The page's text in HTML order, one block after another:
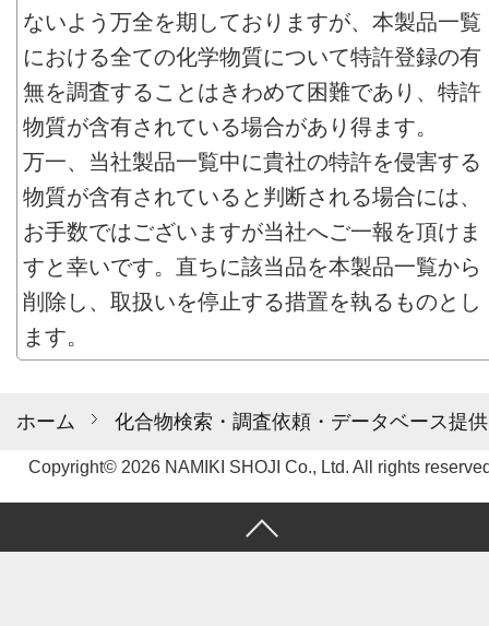
ホーム 化合物検索・調査依頼・データベース提供
ないよう万全を期しておりますが、本製品一覧
における全ての化学物質について特許登録の有
無を調査することはきわめて困難であり、特許
物質が含有されている場合があり得ます。
万一、当社製品一覧中に貴社の特許を侵害する
物質が含有されていると判断される場合には、
お手数ではございますが当社へご一報を頂けま
すと幸いです。直ちに該当品を本製品一覧から
削除し、取扱いを停止する措置を執るものとし
ます。
Copyright© 2026 NAMIKI SHOJI Co., Ltd. All rights